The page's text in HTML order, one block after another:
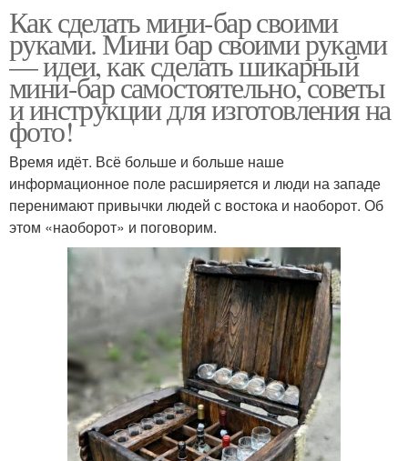
Как сделать мини-бар своими
руками. Мини бар своими руками
— идеи, как сделать шикарный
мини-бар самостоятельно, советы
и инструкции для изготовления на
фото!
Время идёт. Всё больше и больше наше
информационное поле расширяется и люди на западе
перенимают привычки людей с востока и наоборот. Об
этом «наоборот» и поговорим.